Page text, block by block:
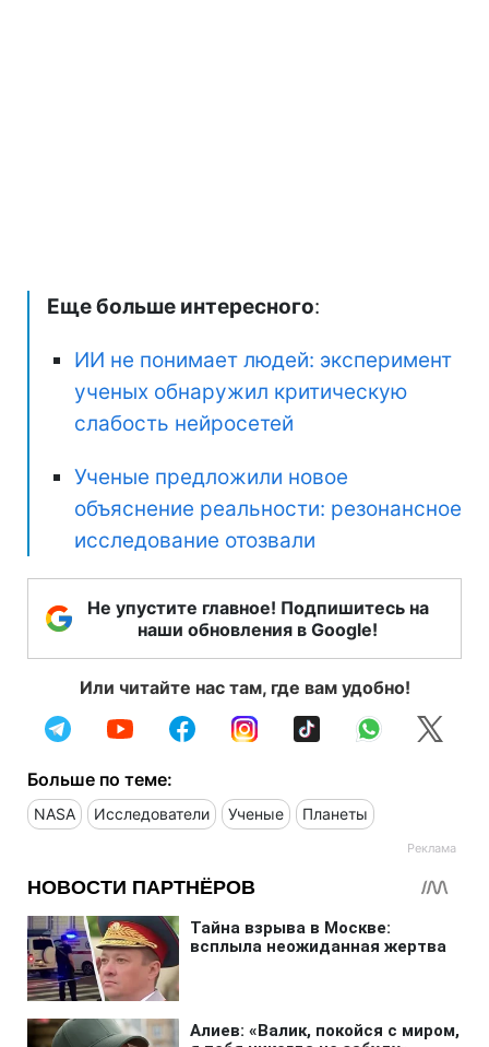
Еще больше интересного:
ИИ не понимает людей: эксперимент
ученых обнаружил критическую
слабость нейросетей
Ученые предложили новое
объяснение реальности: резонансное
исследование отозвали
Не упустите главное! Подпишитесь на
наши обновления в Google!
Или читайте нас там, где вам удобно!
Больше по теме:
NASA Исследователи Ученые Планеты